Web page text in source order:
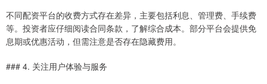
不同配资平台的收费方式存在差异，主要包括利息、管理费、手续费
等。投资者应仔细阅读合同条款，了解综合成本。部分平台会提供免
息期或优惠活动，但需注意是否存在隐藏费用。
### 4. 关注用户体验与服务